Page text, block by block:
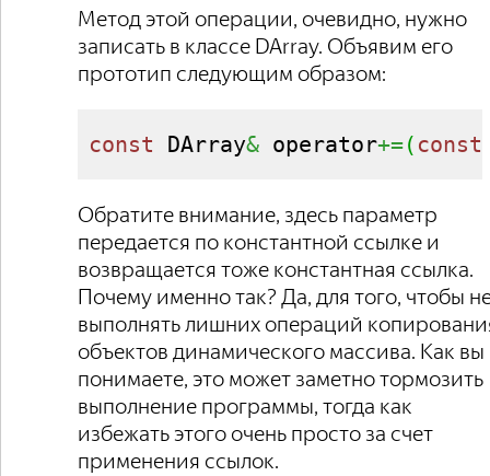
Метод этой операции, очевидно, нужно
записать в классе DArray. Объявим его
прототип следующим образом:
const DArray& operator+=( const
Обратите внимание, здесь параметр
передается по константной ссылке и
возвращается тоже константная ссылка.
Почему именно так? Да, для того, чтобы
выполнять лишних операций
объектов динамического массива. Как вы
понимаете, это может заметно тормозить
выполнение программы, тогда как
избежать этого очень просто за счет
применения ссылок.